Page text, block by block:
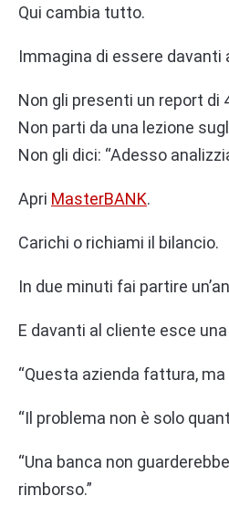
Qui cambia tutto.
Immagina di essere davanti
Non gli presenti un report di
Non parti da una lezione
Non gli dici: “Adesso
Apri MasterBANK.
Carichi o richiami il bilancio.
In due minuti fai partire
E davanti al cliente esce
“Questa azienda fattura,
“Il problema non è solo
“Una banca non
rimborso.”